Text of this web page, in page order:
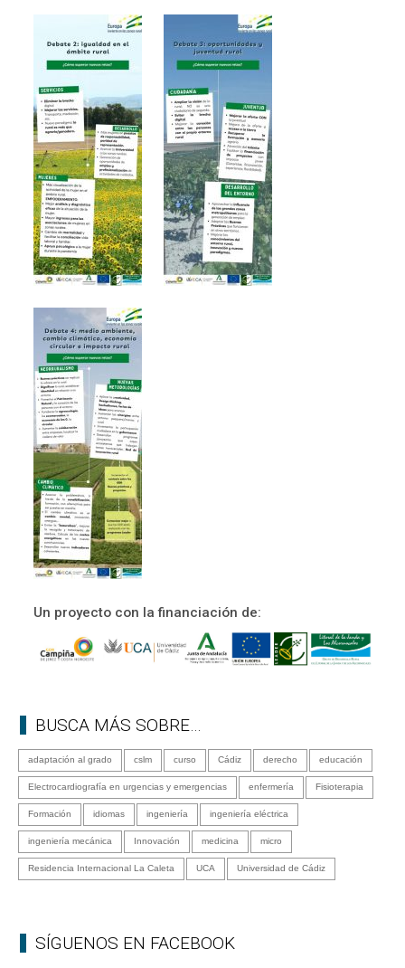
Un proyecto con la financiación de:
BUSCA MÁS SOBRE…
adaptación al grado cslm curso Cádiz derecho educación
Electrocardiografía en urgencias y emergencias enfermería Fisioterapia
Formación idiomas ingeniería ingeniería eléctrica
ingeniería mecánica Innovación medicina micro
Residencia Internacional La Caleta UCA Universidad de Cádiz
SÍGUENOS EN FACEBOOK